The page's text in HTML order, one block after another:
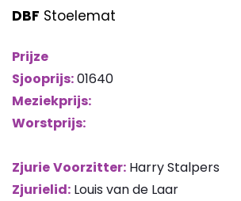
DBF Stoelemat
Prijze
Sjooprijs:01640
Meziekprijs:
Worstprijs:
ZjurieVoorzitter: Harry Stalpers
Zjurielid: Louis van de Laar